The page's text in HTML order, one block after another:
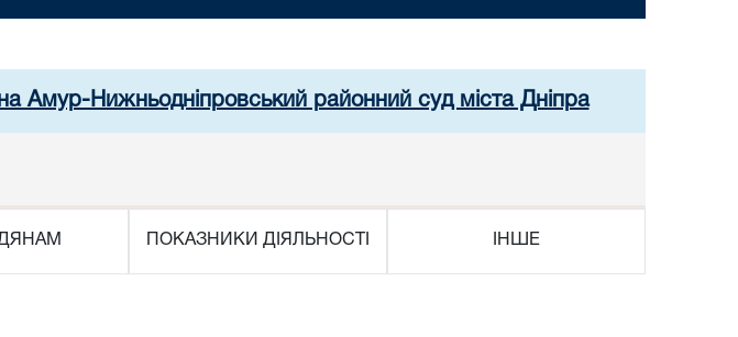
Амур-Нижньодніпровський районний суд міста Дніпра
ПОКАЗНИКИ ДІЯЛЬНОСТІ ІНШЕ